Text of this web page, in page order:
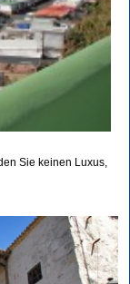
Sie keinen Luxus,